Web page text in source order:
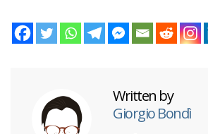
Written by
Giorgio Bondì